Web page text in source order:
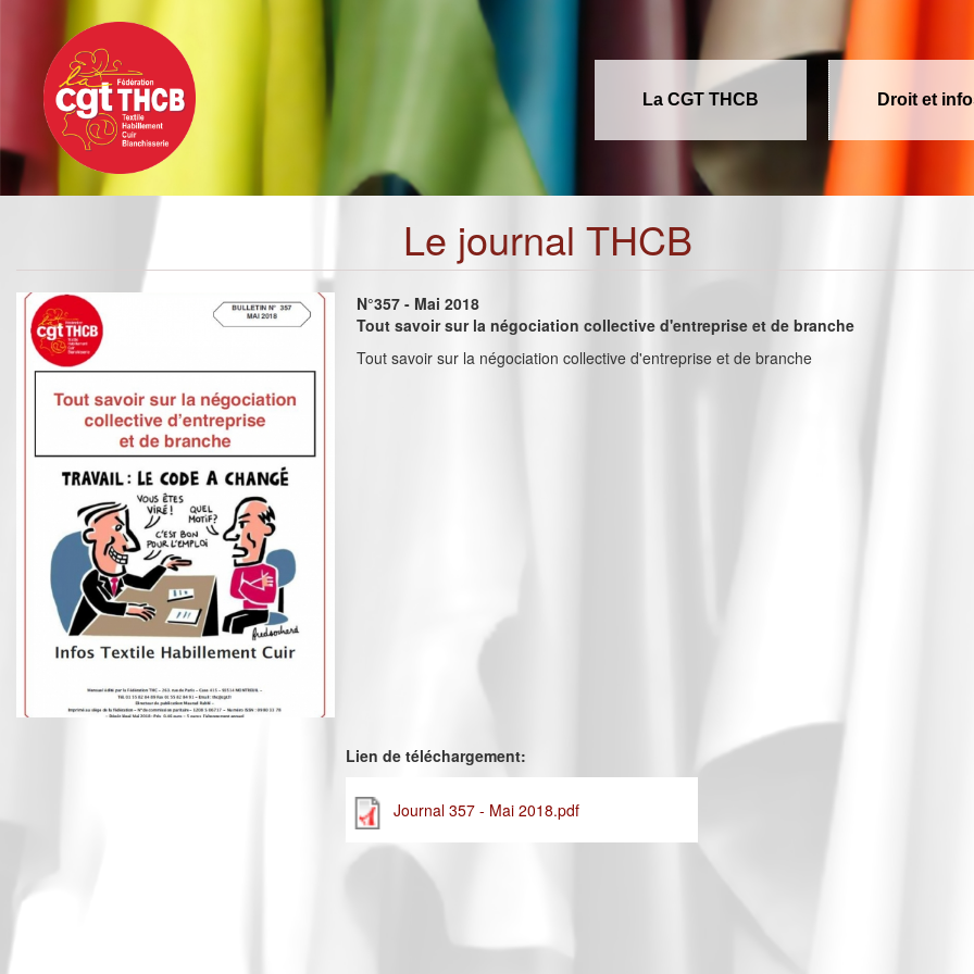
contenu
principal
La CGT THCB Droit et
Le journal THCB
N°357 - Mai 2018
Tout savoir sur la négociation collective d'entreprise et de branche
Tout savoir sur la négociation collective d'entreprise et de branche
Lien de téléchargement:
Journal 357 - Mai 2018.pdf